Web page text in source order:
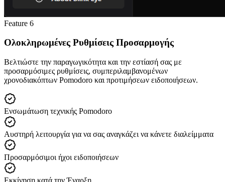
Feature 6
Ολοκληρωμένες Ρυθμίσεις Προσαρμογής
Βελτιώστε την παραγωγικότητα και την εστίασή σας με
προσαρμόσιμες ρυθμίσεις, συμπεριλαμβανομένων
χρονοδιακόπτων Pomodoro και προτιμήσεων ειδοποιήσεων.
Ενσωμάτωση τεχνικής Pomodoro
Αυστηρή λειτουργία για να σας αναγκάζει να κάνετε διαλείμματα
Προσαρμόσιμοι ήχοι ειδοποιήσεων